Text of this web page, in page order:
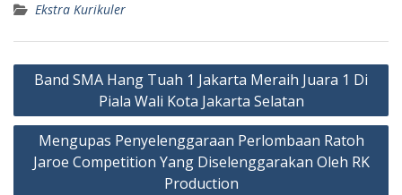
Ekstra Kurikuler
Post
navigation
Band SMA Hang Tuah 1 Jakarta Meraih Juara 1 Di
Piala Wali Kota Jakarta Selatan
Mengupas Penyelenggaraan Perlombaan Ratoh
Jaroe Competition Yang Diselenggarakan Oleh RK
Production